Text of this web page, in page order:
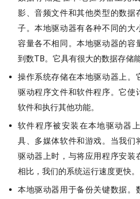
影、音频文件和其他类型的数据
子。本地驱动器有各种不同的大
容量各不相同。本地驱动器的容
到数TB。它具有很大的数据存储能
操作系统存储在本地驱动器上。
驱动程序文件和软件程序。它使
软件和执行其他功能。
软件程序被安装在本地驱动器
具、多媒体软件和游戏。当我们
驱动器上时，与将应用程序安装
相比，我们的系统运行速度更快。
本地驱动器用于备份关键数据。